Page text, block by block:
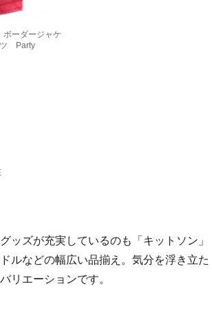
ーダージャケ
Party
ッズが充実しているのも「キットソン」
ルなどの幅広い品揃え。気分を浮き立た
リエーションです。